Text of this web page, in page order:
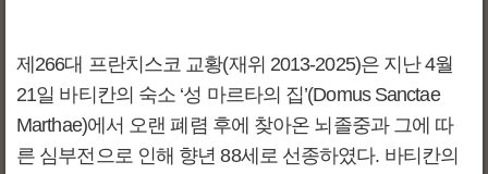
제266대 프란치스코 교황(재위 2013-2025)은 지난 4월
21일 바티칸의 숙소 ‘성 마르타의 집’(Domus Sanctae
Marthae)에서 오랜 폐렴 후에 찾아온 뇌졸중과 그에 따
른 심부전으로 인해 향년 88세로 선종하였다. 바티칸의